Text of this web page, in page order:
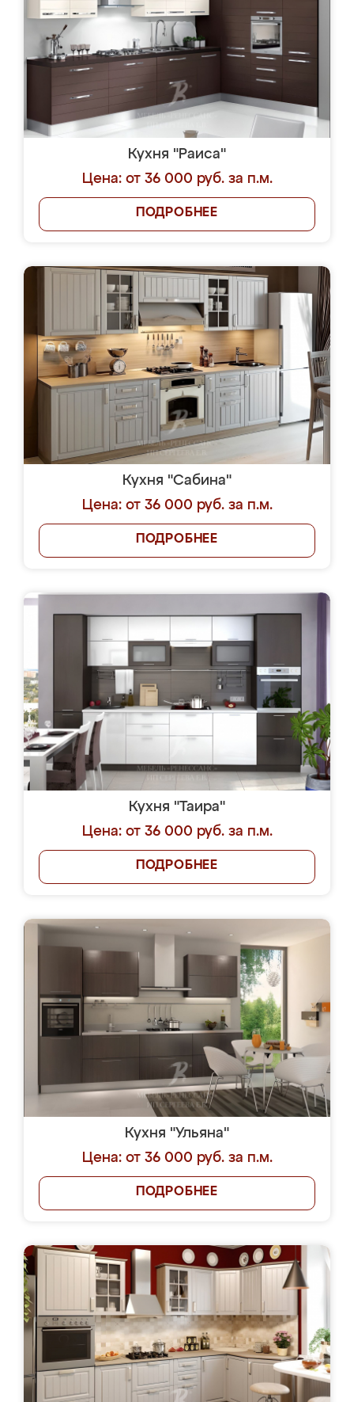
Кухня "Раиса"
Цена: от 36 000 руб. за п.м.
ПОДРОБНЕЕ
Кухня "Сабина"
Цена: от 36 000 руб. за п.м.
ПОДРОБНЕЕ
Кухня "Таира"
Цена: от 36 000 руб. за п.м.
ПОДРОБНЕЕ
Кухня "Ульяна"
Цена: от 36 000 руб. за п.м.
ПОДРОБНЕЕ